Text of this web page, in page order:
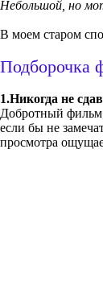
Небольшой, но
В моем старом
Подборочка
1.Никогда не
Добротный фильм,
если бы не
просмотра